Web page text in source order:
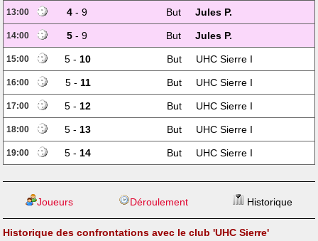
13:00 4 - 9 But Jules P.
14:00 5 - 9 But Jules P.
15:00 5 - 10 But UHC Sierre I
16:00 5 - 11 But UHC Sierre I
17:00 5 - 12 But UHC Sierre I
18:00 5 - 13 But UHC Sierre I
19:00 5 - 14 But UHC Sierre I
Joueurs Déroulement Historique
Historique des confrontations avec le club 'UHC Sierre'